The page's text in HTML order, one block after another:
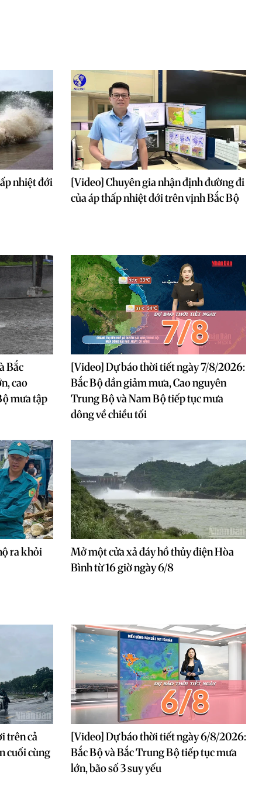
nhiệt đới
[Video] Chuyên gia nhận định đường đi
của áp thấp nhiệt đới trên vịnh Bắc Bộ
Bắc
cao
mưa tập
[Video] Dự báo thời tiết ngày 7/8/2026:
Bắc Bộ dần giảm mưa, Cao nguyên
Trung Bộ và Nam Bộ tiếp tục mưa
dông về chiều tối
ra khỏi
Mở một cửa xả đáy hồ thủy điện Hòa
Bình từ 16 giờ ngày 6/8
trên cả
cuối cùng
[Video] Dự báo thời tiết ngày 6/8/2026:
Bắc Bộ và Bắc Trung Bộ tiếp tục mưa
lớn, bão số 3 suy yếu